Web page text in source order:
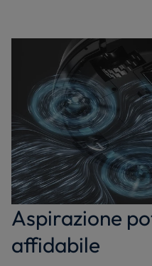
Aspirazione
affidabile